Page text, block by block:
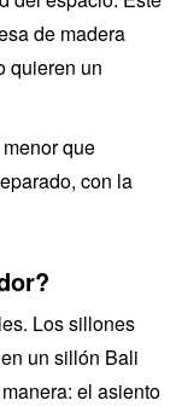
de madera
quieren un
que
con la
Los sillones
un sillón Bali
el asiento